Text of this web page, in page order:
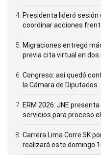
Presidenta lideró sesión
coordinar acciones
Migraciones entregó
previa cita virtual en dos
Congreso: así quedó
la Cámara de Diputados
ERM 2026: JNE
servicios para proceso
Carrera Lima Corre 5K
realizará este domingo